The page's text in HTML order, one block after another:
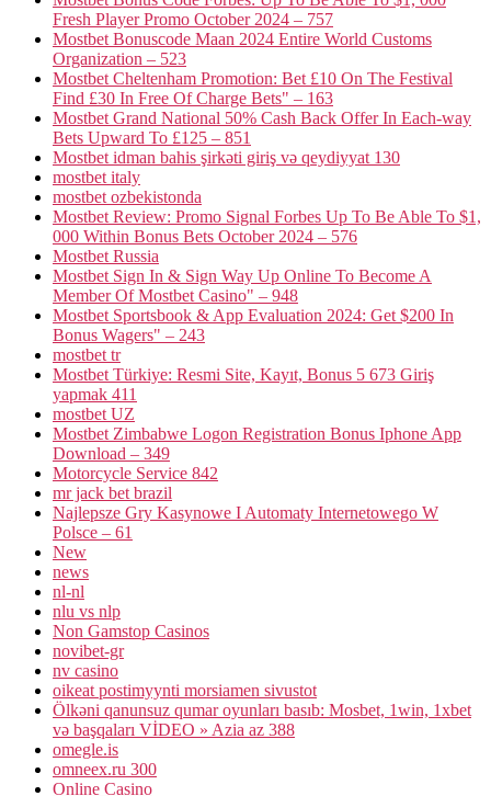
Fresh Player Promo October 2024 – 757
Mostbet Bonuscode Maan 2024 Entire World Customs
Organization – 523
Mostbet Cheltenham Promotion: Bet £10 On The Festival
Find £30 In Free Of Charge Bets" – 163
Mostbet Grand National 50% Cash Back Offer In Each-way
Bets Upward To £125 – 851
Mostbet idman bahis şirkəti giriş və qeydiyyat 130
mostbet italy
mostbet ozbekistonda
Mostbet Review: Promo Signal Forbes Up To Be Able To $1,
000 Within Bonus Bets October 2024 – 576
Mostbet Russia
Mostbet Sign In & Sign Way Up Online To Become A
Member Of Mostbet Casino" – 948
Mostbet Sportsbook & App Evaluation 2024: Get $200 In
Bonus Wagers" – 243
mostbet tr
Mostbet Türkiye: Resmi Site, Kayıt, Bonus 5 673 Giriş
yapmak 411
mostbet UZ
Mostbet Zimbabwe Logon Registration Bonus Iphone App
Download – 349
Motorcycle Service 842
mr jack bet brazil
Najlepsze Gry Kasynowe I Automaty Internetowego W
Polsce – 61
New
news
nl-nl
nlu vs nlp
Non Gamstop Casinos
novibet-gr
nv casino
oikeat postimyynti morsiamen sivustot
Ölkəni qanunsuz qumar oyunları basıb: Mosbet, 1win, 1xbet
və başqaları VİDEO » Azia az 388
omegle.is
omneex.ru 300
Online Casino